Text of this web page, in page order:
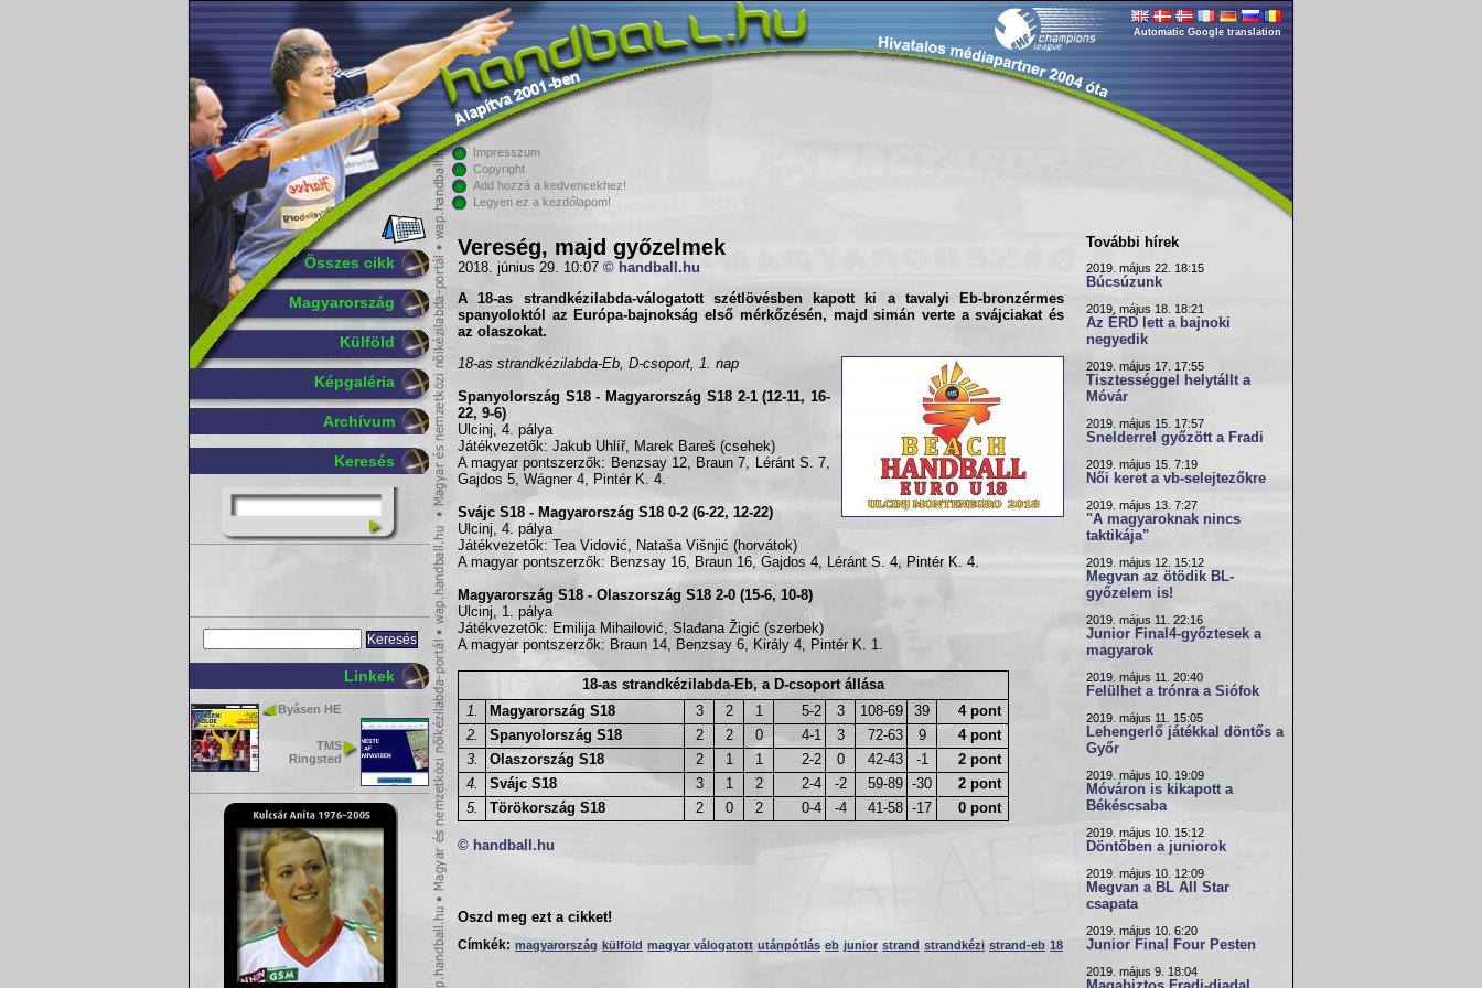
Összes cikk
Magyarország
Külföld
Képgaléria
Archívum
Keresés
Linkek
Byåsen HE
TMS
Ringsted
Automatic Google translation
Impresszum
Copyright
Add hozzá a kedvencekhez!
Legyen ez a kezdőlapom!
Vereség, majd győzelmek
2018. június 29. 10:07 © handball.hu
A18-as strandkézilabda-válogatottszétlövésben kapott ki a tavalyi Eb-bronzérmes
spanyoloktól az Európa-bajnokság első mérkőzésén, majd simán verte a svájciakat és
az olaszokat.
18-as strandkézilabda-Eb, D-csoport, 1. nap
Spanyolország S18 - Magyarország S18 2-1 (12-11, 16-
22, 9-6)
Ulcinj, 4. pálya
Játékvezetők: Jakub Uhlíř, Marek Bareš (csehek)
A magyar pontszerzők: Benzsay 12, Braun 7, Léránt S. 7,
Gajdos 5, Wágner 4, Pintér K. 4.
Svájc S18 - Magyarország S18 0-2 (6-22, 12-22)
Ulcinj, 4. pálya
Játékvezetők: Tea Vidović, Nataša Višnjić (horvátok)
A magyar pontszerzők: Benzsay 16, Braun 16, Gajdos 4, Léránt S. 4, Pintér K. 4.
Magyarország S18 - Olaszország S18 2-0 (15-6, 10-8)
Ulcinj, 1. pálya
Játékvezetők: Emilija Mihailović, Slađana Žigić (szerbek)
A magyar pontszerzők: Braun 14, Benzsay 6, Király 4, Pintér K. 1.
18-as strandkézilabda-Eb, a D-csoport állása
1.
Magyarország S18 3 2 1 5-2 3 108-69 39
4 pont
2.
Spanyolország S18 2 2 0 4-1 3 72-63 9
4 pont
3.
Olaszország S18 2 1 1 2-2 0 42-43 -1
2 pont
4.
Svájc S18 3 1 2 2-4 -2 59-89 -30
2 pont
5.
Törökország S18 2 0 2 0-4 -4 41-58 -17 0 pont
© handball.hu
Oszd meg ezt a cikket!
Címkék: magyarország külföld magyar válogatott utánpótlás eb junior strand strandkézi strand-eb 18
További hírek
2019. május 22. 18:15
Búcsúzunk
2019. május 18. 18:21
Az ÉRD lett a bajnoki
negyedik
2019. május 17. 17:55
Tisztességgel helytállt a
Móvár
2019. május 15. 17:57
Snelderrel győzött a Fradi
2019. május 15. 7:19
Női keret a vb-selejtezőkre
2019. május 13. 7:27
"A magyaroknak nincs
taktikája"
2019. május 12. 15:12
Megvan az ötödik BL-
győzelem is!
2019. május 11. 22:16
Junior Final4-győztesek a
magyarok
2019. május 11. 20:40
Felülhet a trónra a Siófok
2019. május 11. 15:05
Lehengerlő játékkal döntős a
Győr
2019. május 10. 19:09
Móváron is kikapott a
Békéscsaba
2019. május 10. 15:12
Döntőben a juniorok
2019. május 10. 12:09
Megvan a BL All Star
csapata
2019. május 10. 6:20
Junior Final Four Pesten
2019. május 9. 18:04